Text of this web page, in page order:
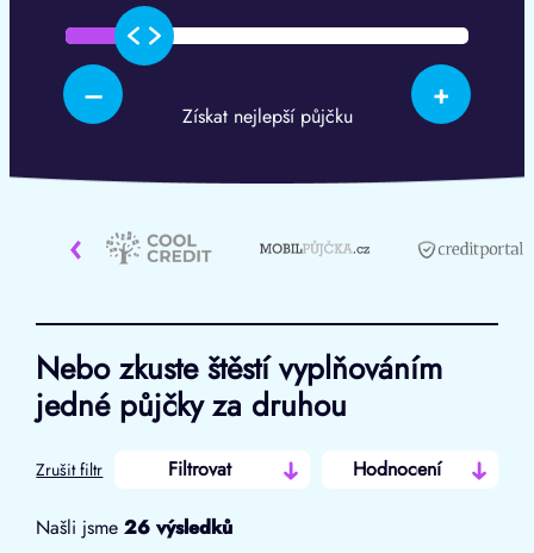
– +
Získat nejlepší půjčku
‹
Nebo zkuste štěstí vyplňováním
jedné půjčky za druhou
Zrušit filtr Filtrovat Hodnocení
Našli jsme26 výsledků